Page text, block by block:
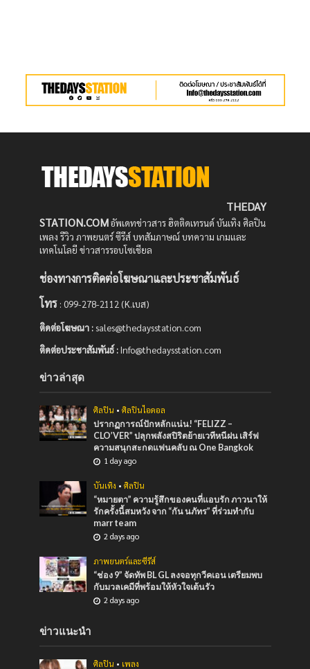
THEDAY
STATION.COMอัพเดทข่าวสาร ฮิตติดเทรนด์ บันเทิง ศิลปิน
เพลง รีวิว ภาพยนตร์ ซีรีส์ บทสัมภาษณ์ บทความ เกมและ
เทคโนโลยี ข่าวสารรอบโซเชียล
ช่องทางการติดต่อโฆษณาและประชาสัมพันธ์
โทร: 099-278-2112 (K.เบส)
ติดต่อโฆษณา :sales@thedaysstation.com
ติดต่อประชาสัมพันธ์:Info@thedaysstation.com
ข่าวล่าสุด
ศิลปิน • ศิลปินไอดอล
ปรากฏการณ์ปักหลักแน่น! “FELIZZ –
CLO’VER” ปลุกพลังสปิริตย้ายเวทีหนีฝน เสิร์ฟ
ความสนุกสะกดแฟนคลับ ณ One Bangkok
1 day ago
บันเทิง • ศิลปิน
“หมายตา” ความรู้สึกของคนที่แอบรัก ภาวนาให้
รักครั้งนี้สมหวัง จาก “กัน นภัทร” ที่ร่วมทำกับ
marr team
2 days ago
ภาพยนตร์และซีรีส์
“ช่อง 9” จัดทัพ BL GL ลงจอทุกวีคเอน เตรียมพบ
กับมวลเคมีที่พร้อมให้หัวใจเต้นรัว
2 days ago
ข่าวแนะนำ
ศิลปิน • เพลง